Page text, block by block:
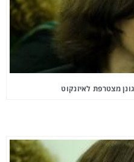
מצטרפת לאיזנקוט